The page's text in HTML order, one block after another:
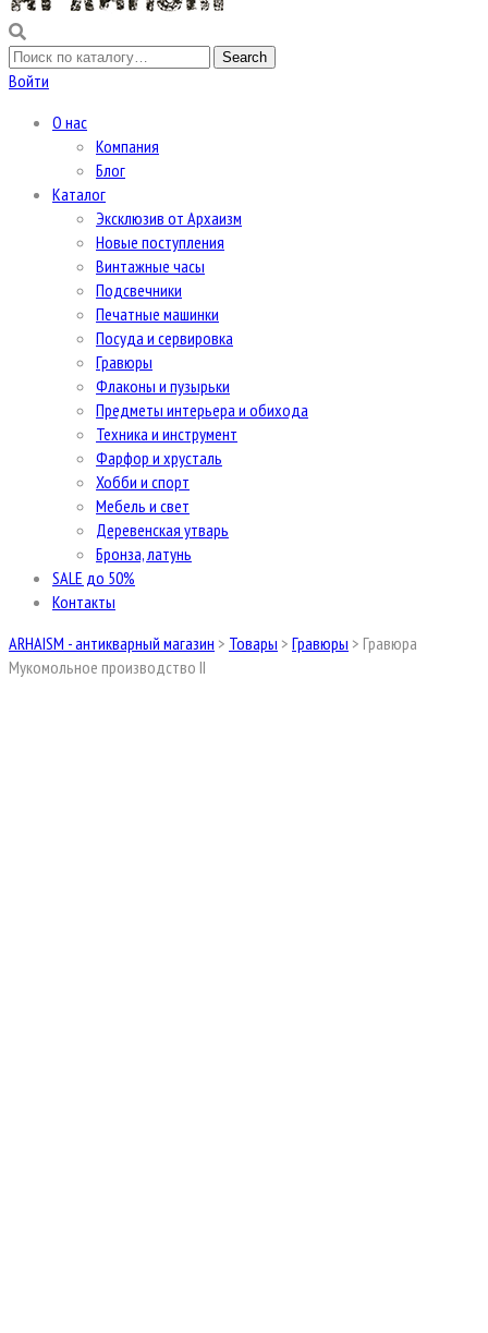
Войти
О нас
Компания
Блог
Каталог
Эксклюзив от Архаизм
Новые поступления
Винтажные часы
Подсвечники
Печатные машинки
Посуда и сервировка
Гравюры
Флаконы и пузырьки
Предметы интерьера и обихода
Техника и инструмент
Фарфор и хрусталь
Хобби и спорт
Мебель и свет
Деревенская утварь
Бронза, латунь
SALE до 50%
Контакты
ARHAISM - антикварный магазин > Товары > Гравюры > Гравюра
Мукомольное производство II